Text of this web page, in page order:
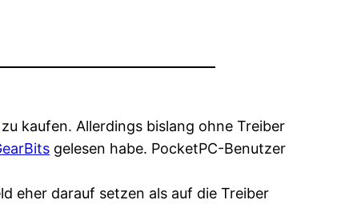
zu kaufen. Allerdings bislang ohne Treiber
gelesen habe. PocketPC-Benutzer
eher darauf setzen als auf die Treiber